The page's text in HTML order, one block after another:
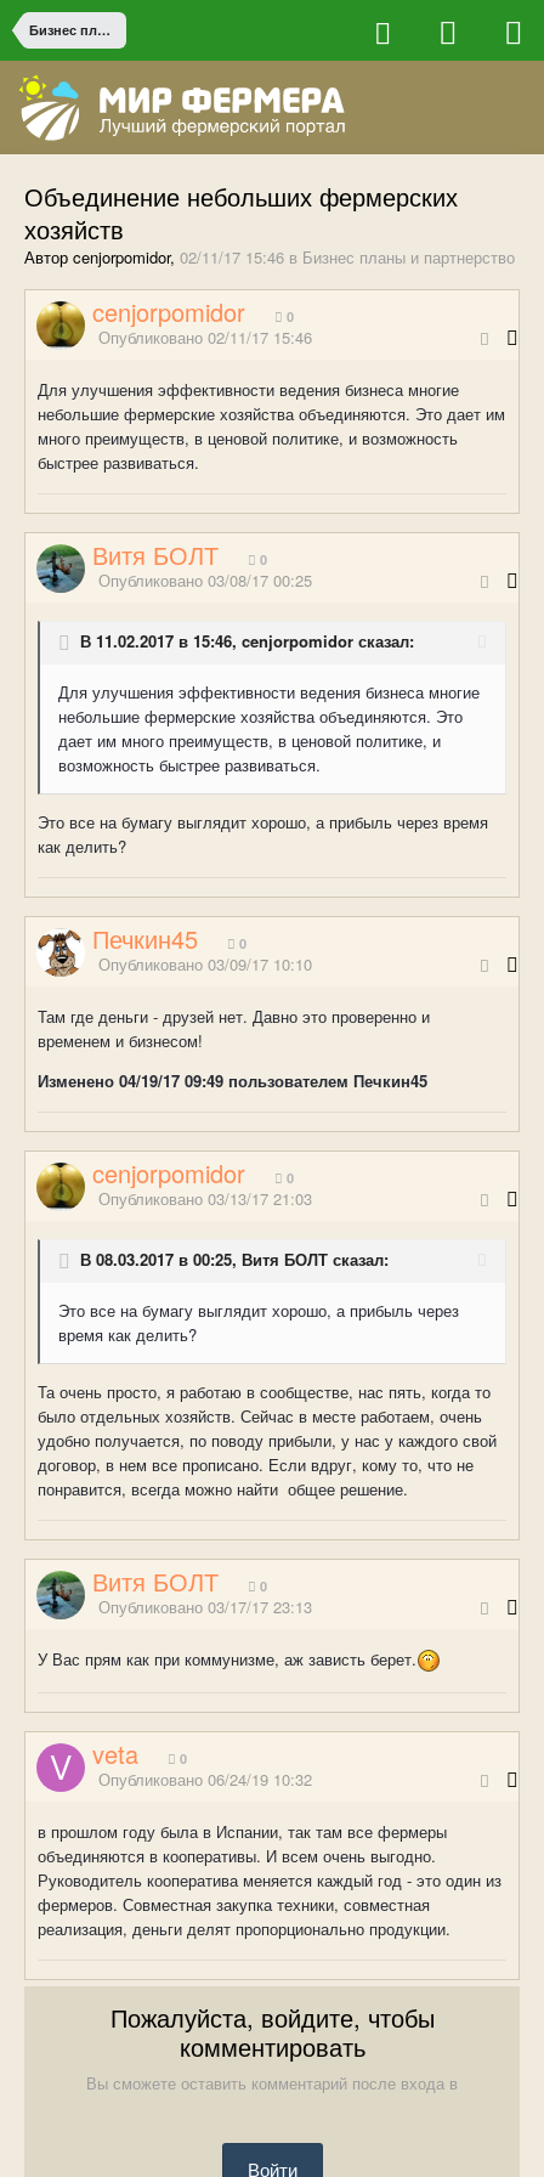
Бизнес планы и партнерство
Объединение небольших фермерских
хозяйств
Автор cenjorpomidor, 02/11/17 15:46 в Бизнес планы и партнерство
cenjorpomidor 0
Опубликовано 02/11/17 15:46
Для улучшения эффективности ведения бизнеса многие
небольшие фермерские хозяйства объединяются. Это дает им
много преимуществ, в ценовой политике, и возможность
быстрее развиваться.
Витя БОЛТ 0
Опубликовано 03/08/17 00:25
В 11.02.2017 в 15:46, cenjorpomidor сказал:
Для улучшения эффективности ведения бизнеса многие
небольшие фермерские хозяйства объединяются. Это
дает им много преимуществ, в ценовой политике, и
возможность быстрее развиваться.
Это все на бумагу выглядит хорошо, а прибыль через время
как делить?
Печкин45 0
Опубликовано 03/09/17 10:10
Там где деньги - друзей нет. Давно это проверенно и
временем и бизнесом!
Изменено 04/19/17 09:49 пользователем Печкин45
cenjorpomidor 0
Опубликовано 03/13/17 21:03
В 08.03.2017 в 00:25, Витя БОЛТ сказал:
Это все на бумагу выглядит хорошо, а прибыль через
время как делить?
Та очень просто, я работаю в сообществе, нас пять, когда то
было отдельных хозяйств. Сейчас в месте работаем, очень
удобно получается, по поводу прибыли, у нас у каждого свой
договор, в нем все прописано. Если вдруг, кому то, что не
понравится, всегда можно найти общее решение.
Витя БОЛТ 0
Опубликовано 03/17/17 23:13
У Вас прям как при коммунизме, аж зависть берет.
veta 0
Опубликовано 06/24/19 10:32
в прошлом году была в Испании, так там все фермеры
объединяются в кооперативы. И всем очень выгодно.
Руководитель кооператива меняется каждый год - это один из
фермеров. Совместная закупка техники, совместная
реализация, деньги делят пропорционально продукции.
Пожалуйста, войдите, чтобы
комментировать
Вы сможете оставить комментарий после входа в
Войти